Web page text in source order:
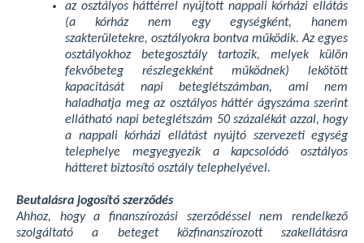
az osztályos háttérrel nyújtott nappali kórházi ellátás
(a kórház nem egy egységként, hanem
szakterületekre, osztályokra bontva működik. Az egyes
osztályokhoz betegosztály tartozik, melyek külön
fekvőbeteg részlegekként működnek) lekötött
kapacitását napi beteglétszámban, ami nem
haladhatja meg az osztályos háttér ágyszáma szerint
ellátható napi beteglétszám 50 százalékát azzal, hogy
a nappali kórházi ellátást nyújtó szervezeti egység
telephelye megyegyezik a kapcsolódó osztályos
hátteret biztosító osztály telephelyével.
Beutalásra jogosító szerződés
Ahhoz, hogy a finanszírozási szerződéssel nem rendelkező
szolgáltató a beteget közfinanszírozott szakellátásra